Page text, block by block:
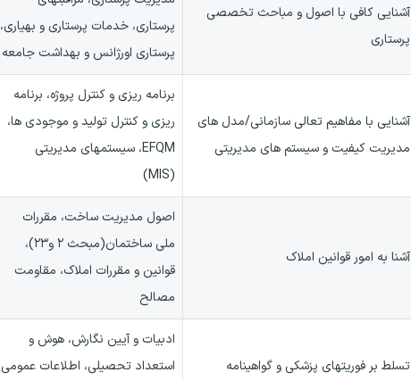
آشنایی کافی با اصول و مباحث تخصصی
پرستاری
پرستاری، خدمات پرستاری و بهیاری،
پرستاری اورژانس و بهداشت جامعه
آشنایی با مفاهیم تعالی سازمانی/مدل های
مدیریت کیفیت و سیستم های مدیریتی
برنامه ریزی و کنترل پروژه، برنامه
ریزی و کنترل تولید و موجودی ها،
EFQM، سیستمهای مدیریتی
(MIS)
آشنا به امور قوانین املاک
اصول مدیریت ساخت، مقررات
ملی ساختمان(مبحث ۲ و۲۳)،
قوانین و مقررات املاک، مقاومت
مصالح
تسلط بر فوریتهای پزشکی و گواهینامه
ادبیات و آیین نگارش، هوش و
استعداد تحصیلی، اطلاعات عمومی